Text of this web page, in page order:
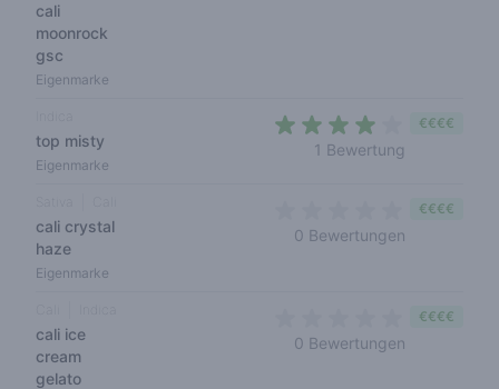
cali
moonrock
gsc
Eigenmarke
top misty
Eigenmarke
1 Bewertung
€€€€
cali crystal
haze
Eigenmarke
0 Bewertungen
€€€€
cali ice
cream
gelato
0 Bewertungen
€€€€